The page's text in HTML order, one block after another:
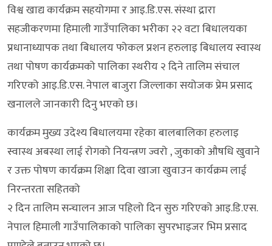
विश्व खाद्य कार्यक्रम सहयोगमा र आइ.डि.एस. संस्था द्रारा
सहजीकरणमा हिमाली गाउँपालिका भरीका २२ वटा बिधालयका
प्रधानाध्यापक तथा बिधालय फोकल प्रशन हरुलाइ बिधालय स्वास्थ
तथा पोषण कार्यक्रमको पालिका स्थरीय २ दिने तालिम संचाल
गरिएको आइ.डि.एस. नेपाल बाजुरा जिल्लाका सयोजक प्रेम प्रसाद
खनालले जानकारी दिनु भएको छ।
कार्यक्रम मुख्य उदेश्य बिधालयमा रहेका बालबालिका हरुलाइ
स्वास्थ अबस्था लाई रोगको नियन्त्रण ज्वरो , जुकाको औषधि खुवाने
र उक्त पोषण कार्यक्रम शिक्षा दिवा खाजा खुवाउन कार्यक्रम लाई
निरन्तरता सहितको
२ दिन तालिम सन्चालन आज पहिलो दिन सुरु गरिएको आइ.डि.एस.
नेपाल हिमाली गाउँपालिकाको पालिका सुपरभाइजर भिम प्रसाद